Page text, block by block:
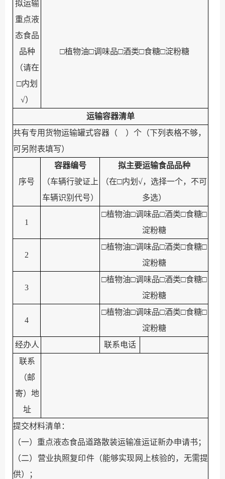
拟运输
重点液
态食品
品种
（请在
□内划
√）
□植物油□调味品□酒类□食糖□淀粉糖
运输容器清单
共有专用货物运输罐式容器（
）个（下列表格不够，
可另附表填写）
序号
容器编号
（车辆行驶证上
车辆识别代号）
拟主要运输食品品种
（在□内划 √，选择一个， 不可
多选）
1
□植物油□调味品□酒类□食糖□
淀粉糖
2
□植物油□调味品□酒类□食糖□
淀粉糖
3
□植物油□调味品□酒类□食糖□
淀粉糖
4
□植物油□调味品□酒类□食糖□
淀粉糖
经办人
联系电话
联系
（邮
寄）地
址
提交材料清单：
（一）重点液态食品道路散装运输准运证新办申请书；
（二）营业执照复印件（能够实现网上核验的，无需提
供）；